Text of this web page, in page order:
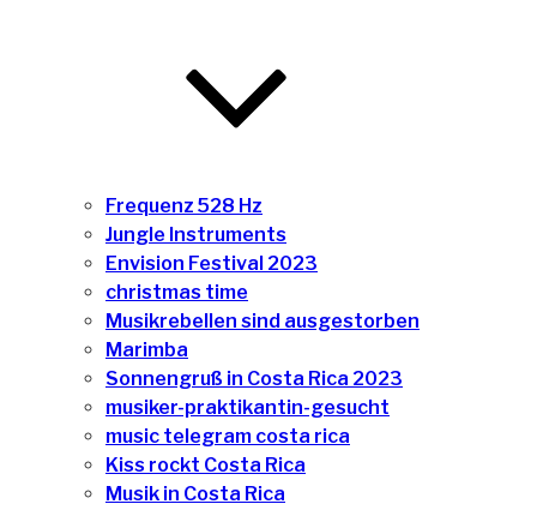
Frequenz 528 Hz
Jungle Instruments
Envision Festival 2023
christmas time
Musikrebellen sind ausgestorben
Marimba
Sonnengruß in Costa Rica 2023
musiker-praktikantin-gesucht
music telegram costa rica
Kiss rockt Costa Rica
Musik in Costa Rica